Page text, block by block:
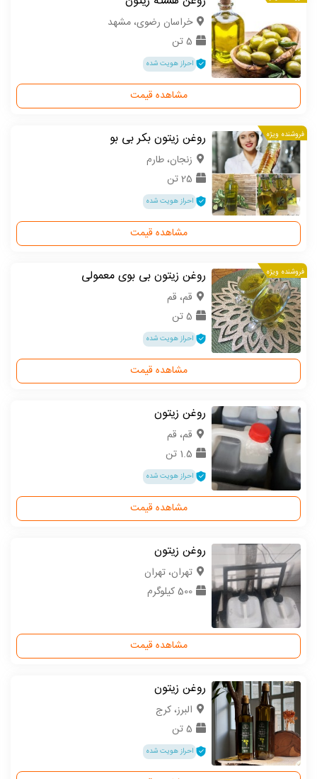
خراسان رضوی، مشهد
5 تن
احراز هویت شده
مشاهده قیمت
فروشنده ویژه روغن زیتون بکر بی بو
زنجان، طارم
25 تن
احراز هویت شده
مشاهده قیمت
فروشنده ویژه روغن زیتون بی بوی معمولی
قم، قم
5 تن
احراز هویت شده
مشاهده قیمت
روغن زیتون
قم، قم
1.5 تن
احراز هویت شده
مشاهده قیمت
روغن زیتون
تهران، تهران
500 کیلوگرم
مشاهده قیمت
روغن زیتون
البرز، کرج
5 تن
احراز هویت شده